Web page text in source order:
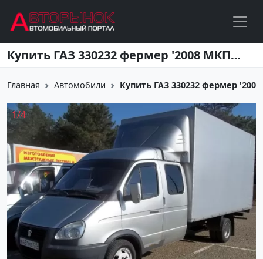
Перейти к основному содержанию Купить ГАЗ 330232 фермер '2008 МКПП (2500/128 л.с.) Бензин инжектор Кропоткин цвет белый Фургон по цене 520000 рублей, объявление №3968 на сайте Авторынок23
Главная Автомобили Купить ГАЗ 330232 фермер
1/4